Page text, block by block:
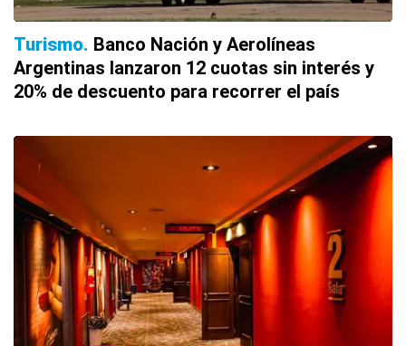
Turismo Banco Nación y Aerolíneas
Argentinas lanzaron 12 cuotas sin interés y
20% de descuento para recorrer el país